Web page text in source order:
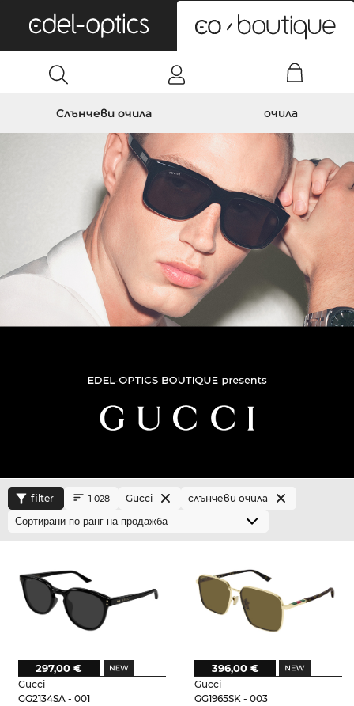
Слънчеви очила очила
filter 1 028 Gucci слънчеви очила
Gucci
GG2134SA - 001
297,00 €
Gucci
GG1965SK - 003
396,00 €